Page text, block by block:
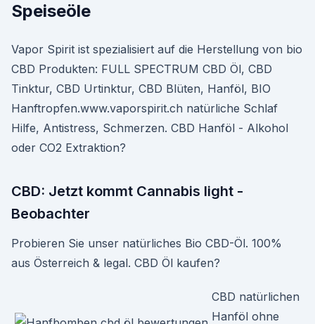
Speiseöle
Vapor Spirit ist spezialisiert auf die Herstellung von bio
CBD Produkten: FULL SPECTRUM CBD Öl, CBD
Tinktur, CBD Urtinktur, CBD Blüten, Hanföl, BIO
Hanftropfen.www.vaporspirit.ch natürliche Schlaf
Hilfe, Antistress, Schmerzen. CBD Hanföl - Alkohol
oder CO2 Extraktion?
CBD: Jetzt kommt Cannabis light -
Beobachter
Probieren Sie unser natürliches Bio CBD-Öl. 100%
aus Österreich & legal. CBD Öl kaufen?
CBD natürlichen
Hanföl ohne